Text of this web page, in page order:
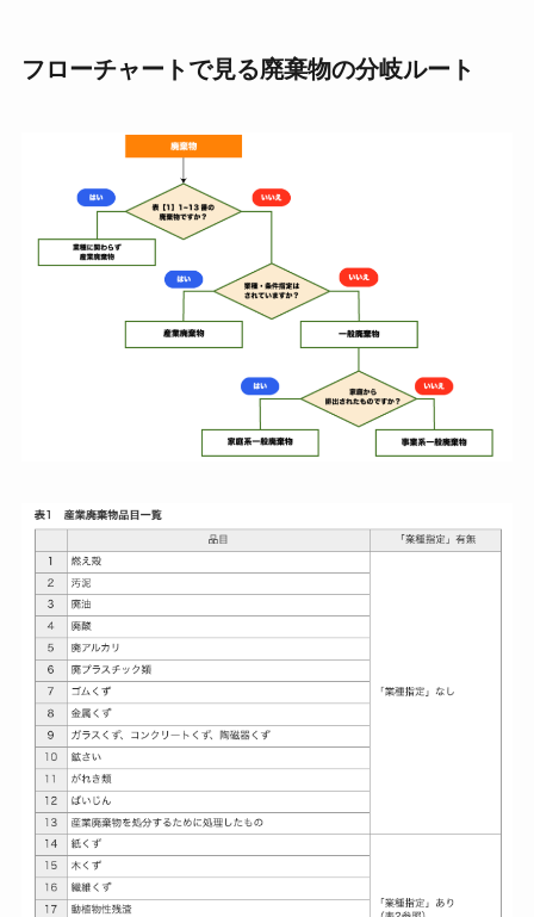
フローチャートで見る廃棄物の分岐ルート